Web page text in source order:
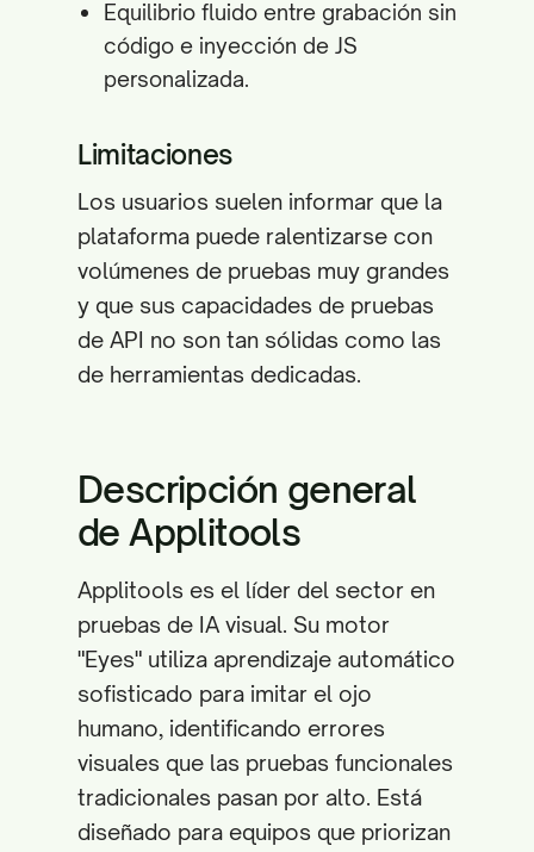
Equilibrio fluido entre grabación sin
código e inyección de JS
personalizada.
Limitaciones
Los usuarios suelen informar que la
plataforma puede ralentizarse con
volúmenes de pruebas muy grandes
y que sus capacidades de pruebas
de API no son tan sólidas como las
de herramientas dedicadas.
Descripción general
de Applitools
Applitools es el líder del sector en
pruebas de IA visual. Su motor
"Eyes" utiliza aprendizaje automático
sofisticado para imitar el ojo
humano, identificando errores
visuales que las pruebas funcionales
tradicionales pasan por alto. Está
diseñado para equipos que priorizan